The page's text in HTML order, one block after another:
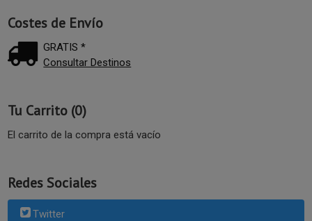
Costes de Envío
GRATIS *
Consultar Destinos
Tu Carrito (0)
El carrito de la compra está vacío
Redes Sociales
Twitter